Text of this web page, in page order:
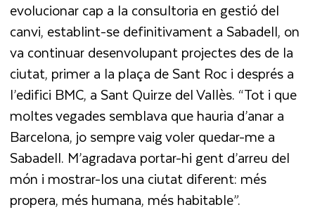
evolucionar cap a la consultoria en gestió del
canvi, establint-se definitivament a Sabadell, on
va continuar desenvolupant projectes des de la
ciutat, primer a la plaça de Sant Roc i després a
l’edifici BMC, a Sant Quirze del Vallès. “Tot i que
moltes vegades semblava que hauria d’anar a
Barcelona, jo sempre vaig voler quedar-me a
Sabadell. M’agradava portar-hi gent d’arreu del
món i mostrar-los una ciutat diferent: més
propera, més humana, més habitable”.